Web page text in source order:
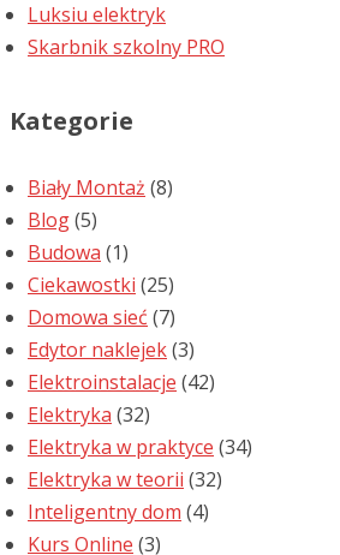
Luksiu elektryk
Skarbnik szkolny PRO
Kategorie
Biały Montaż (8)
Blog(5)
Budowa (1)
Ciekawostki (25)
Domowa sieć (7)
Edytor naklejek(3)
Elektroinstalacje (42)
Elektryka (32)
Elektryka w praktyce (34)
Elektryka w teorii (32)
Inteligentny dom (4)
Kurs Online (3)